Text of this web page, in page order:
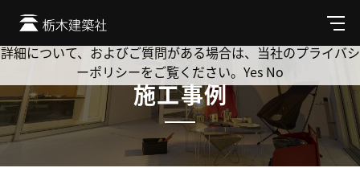
メ
ニ
ュ
施工事例
Cookie を使用して、お客様の活動を追跡してもよろしいです
か? 当社ではお客様のプライバシーを極めて重視しています。
詳細について、およびご質問がある場合は、当社のプライバシ
ーポリシーをご覧ください。 Yes No